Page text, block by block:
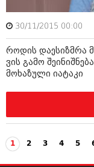
30/11/2015 00:00
როდის დაესიზმრა
ვის გამო
მოხაზული იატაკი
1 2 3 4 5